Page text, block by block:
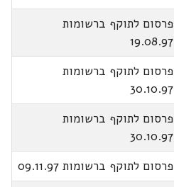
פרסום לתוקף ברשומות
19.08.97
פרסום לתוקף ברשומות
30.10.97
פרסום לתוקף ברשומות
30.10.97
פרסום לתוקף ברשומות 09.11.97